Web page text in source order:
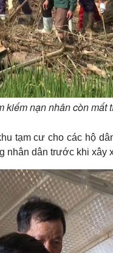
kiếm nạn nhân còn mất
tạm cư cho các hộ
nhân dân trước khi xây